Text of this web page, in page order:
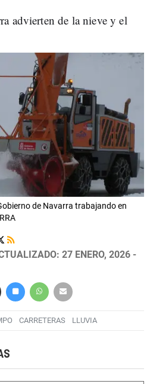
advierten de la nieve y el
de Navarra trabajando en
27 ENERO, 2026 -
CARRETERAS LLUVIA